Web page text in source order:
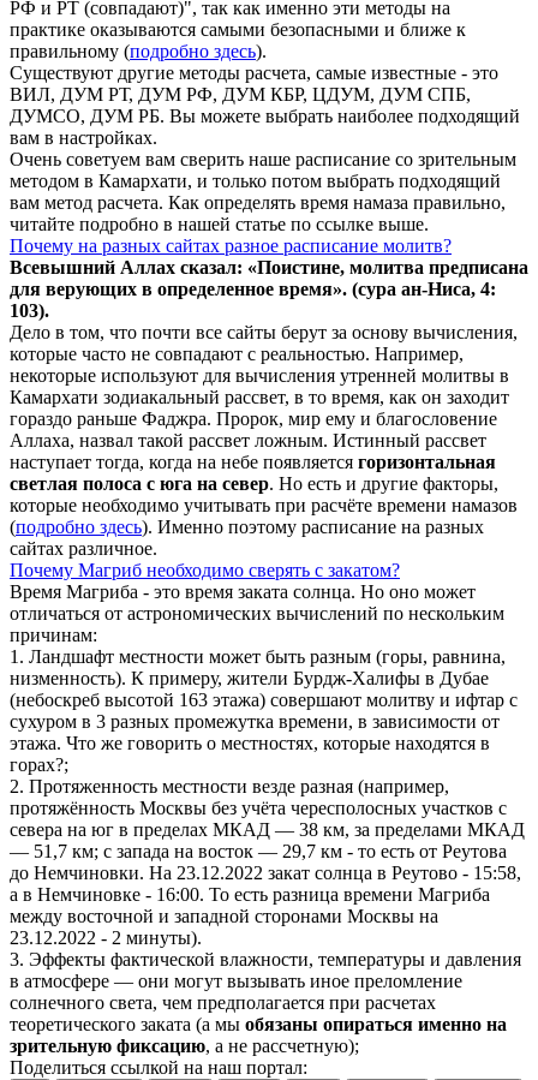
РФ и РТ (совпадают)", так как именно эти методы на
практике оказываются самыми безопасными и ближе к
правильному (подробно здесь).
Существуют другие методы расчета, самые известные - это
ВИЛ, ДУМ РТ, ДУМ РФ, ДУМ КБР, ЦДУМ, ДУМ СПБ,
ДУМСО, ДУМ РБ. Вы можете выбрать наиболее подходящий
вам в настройках.
Очень советуем вам сверить наше расписание со зрительным
методом в Камархати, и только потом выбрать подходящий
вам метод расчета. Как определять время намаза правильно,
читайте подробно в нашей статье по ссылке выше.
Почему на разных сайтах разное расписание молитв?
Всевышний Аллах сказал: «Поистине, молитва предписана
для верующих в определенное время». (сура ан-Ниса, 4:
103).
Дело в том, что почти все сайты берут за основу вычисления,
которые часто не совпадают с реальностью. Например,
некоторые используют для вычисления утренней молитвы в
Камархати зодиакальный рассвет, в то время, как он заходит
гораздо раньше Фаджра. Пророк, мир ему и благословение
Аллаха, назвал такой рассвет ложным. Истинный рассвет
наступает тогда, когда на небе появляется горизонтальная
светлая полоса с юга на север. Но есть и другие факторы,
которые необходимо учитывать при расчёте времени намазов
(подробно здесь). Именно поэтому расписание на разных
сайтах различное.
Почему Магриб необходимо сверять с закатом?
Время Магриба - это время заката солнца. Но оно может
отличаться от астрономических вычислений по нескольким
причинам:
1. Ландшафт местности может быть разным (горы, равнина,
низменность). К примеру, жители Бурдж-Халифы в Дубае
(небоскреб высотой 163 этажа) совершают молитву и ифтар с
сухуром в 3 разных промежутка времени, в зависимости от
этажа. Что же говорить о местностях, которые находятся в
горах?;
2. Протяженность местности везде разная (например,
протяжённость Москвы без учёта чересполосных участков с
севера на юг в пределах МКАД — 38 км, за пределами МКАД
— 51,7 км; с запада на восток — 29,7 км - то есть от Реутова
до Немчиновки. На 23.12.2022 закат солнца в Реутово - 15:58,
а в Немчиновке - 16:00. То есть разница времени Магриба
между восточной и западной сторонами Москвы на
23.12.2022 - 2 минуты).
3. Эффекты фактической влажности, температуры и давления
в атмосфере — они могут вызывать иное преломление
солнечного света, чем предполагается при расчетах
теоретического заката (а мы обязаны опираться именно на
зрительную фиксацию, а не рассчетную);
Поделиться ссылкой на наш портал: